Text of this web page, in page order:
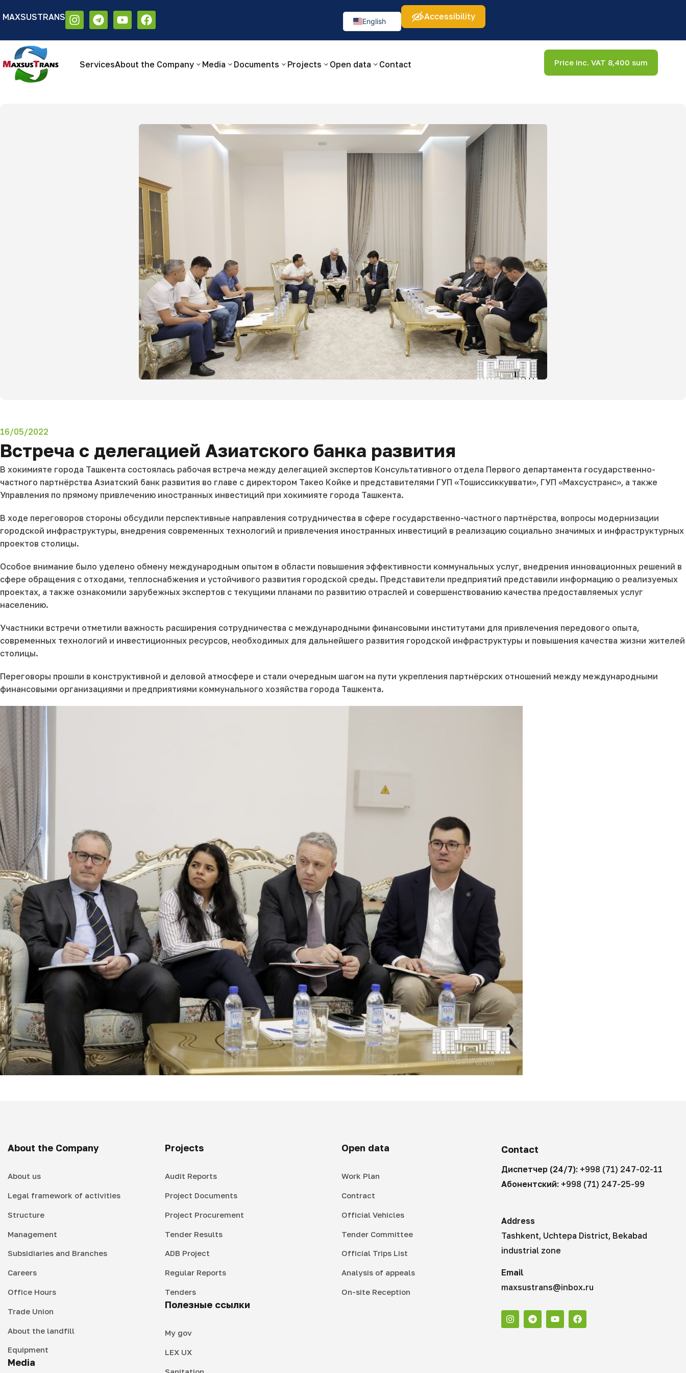
MAXSUSTRANS
Размер шрифта: Аа Изображения: 🚫
English
Русский
Accessibility
ServicesAbout the Company Media Documents Projects Open data Contact Price inc. VAT 8,400 sum
16/05/2022
Встреча с делегацией Азиатского банка развития
В хокимияте города Ташкента состоялась рабочая встреча между делегацией экспертов Консультативного отдела Первого департамента государственно-
частного партнёрства Азиатский банк развития во главе с директором Такео Койке и представителями ГУП «Тошиссиккуввати», ГУП «Махсустранс», а также
Управления по прямому привлечению иностранных инвестиций при хокимияте города Ташкента.
В ходе переговоров стороны обсудили перспективные направления сотрудничества в сфере государственно-частного партнёрства, вопросы модернизации
городской инфраструктуры, внедрения современных технологий и привлечения иностранных инвестиций в реализацию социально значимых и инфраструктурных
проектов столицы.
Особое внимание было уделено обмену международным опытом в области повышения эффективности коммунальных услуг, внедрения инновационных решений в
сфере обращения с отходами, теплоснабжения и устойчивого развития городской среды. Представители предприятий представили информацию о реализуемых
проектах, а также ознакомили зарубежных экспертов с текущими планами по развитию отраслей и совершенствованию качества предоставляемых услуг
населению.
Участники встречи отметили важность расширения сотрудничества с международными финансовыми институтами для привлечения передового опыта,
современных технологий и инвестиционных ресурсов, необходимых для дальнейшего развития городской инфраструктуры и повышения качества жизни жителей
столицы.
Переговоры прошли в конструктивной и деловой атмосфере и стали очередным шагом на пути укрепления партнёрских отношений между международными
финансовыми организациями и предприятиями коммунального хозяйства города Ташкента.
About the Company
About us
Legal framework of activities
Structure
Management
Subsidiaries and Branches
Careers
Office Hours
Trade Union
About the landfill
Equipment
Media
Projects
Audit Reports
Project Documents
Project Procurement
Tender Results
ADB Project
Regular Reports
Tenders
Полезные ссылки
My gov
LEX UX
Open data
Work Plan
Contract
Official Vehicles
Tender Committee
Official Trips List
Analysis of appeals
On-site Reception
Contact
Диспетчер (24/7): +998 (71) 247-02-11
Абонентский: +998 (71) 247-25-99
Address
Tashkent, Uchtepa District, Bekabad
industrial zone
Email
maxsustrans@inbox.ru